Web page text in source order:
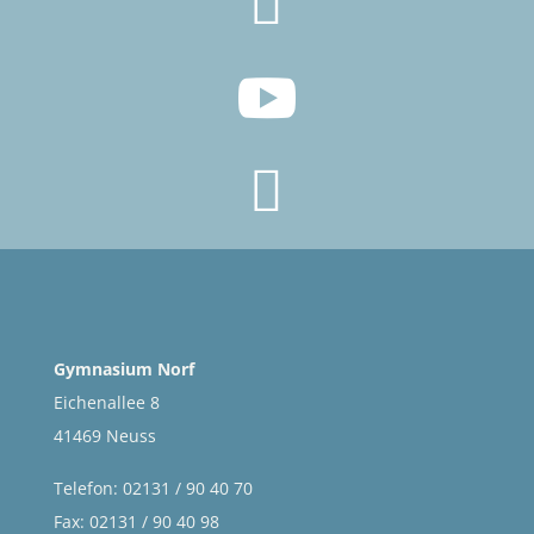


Gymnasium Norf
Eichenallee 8
41469 Neuss
Telefon: 02131 / 90 40 70
Fax: 02131 / 90 40 98